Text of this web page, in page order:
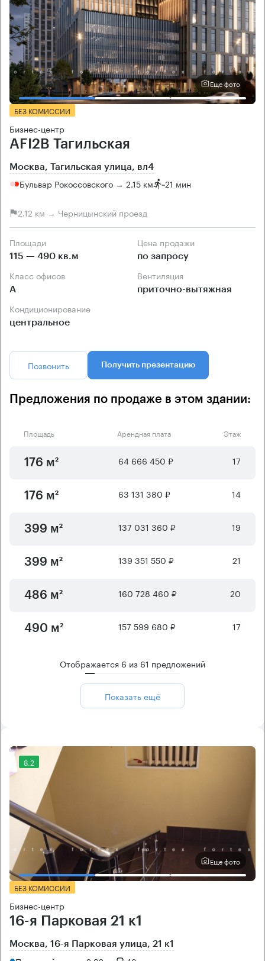
Еще фото
БЕЗ КОМИССИИ
Бизнес-центр
AFI2B Тагильская
Москва, Тагильская улица, вл4
Бульвар Рокоссовского → 2.15 км ~21 мин
2.12 км → Черницынский проезд
Площади
115 — 490 кв.м
Цена продажи
по запросу
Класс офисов
А
Вентиляция
приточно-вытяжная
Кондиционирование
центральное
Позвонить Получить презентацию
Предложения по продаже в этом здании:
Площадь Арендная плата Этаж
176 м² 64 666 450 ₽ 17
176 м² 63 131 380 ₽ 14
399 м² 137 031 360 ₽ 19
399 м² 139 351 550 ₽ 21
486 м² 160 728 460 ₽ 20
490 м² 157 599 680 ₽ 17
Отображается 6 из 61 предложений
Показать ещё
8.2
Еще фото
БЕЗ КОМИССИИ
Бизнес-центр
16-я Парковая 21 к1
Москва, 16-я Парковая улица, 21 к1